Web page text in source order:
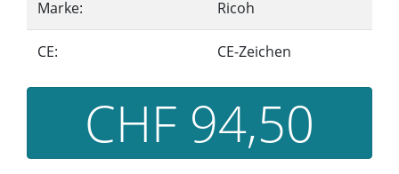
Marke: Ricoh
CE: CE-Zeichen
CHF 94,50